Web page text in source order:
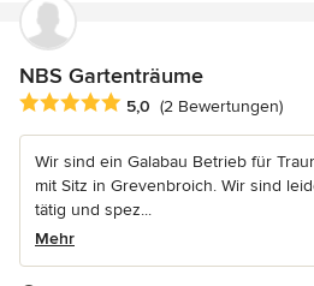
NBS Gartenträume
Durchschnittliche Bewertung: 5
5,0 (2 Bewertungen)
Wir sind ein Galabau Betrieb für
mit Sitz in Grevenbroich. Wir sind
tätig und spez...
Mehr